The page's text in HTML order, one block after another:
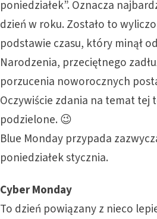
poniedziałek”. Oznacza
dzień w roku. Zostało to
podstawie czasu, który minął
Narodzenia, przeciętnego
porzucenia noworocznych
Oczywiście zdania na temat tej
podzielone. 😉
Blue Monday przypada
poniedziałek stycznia.
Cyber Monday
To dzień powiązany z nieco